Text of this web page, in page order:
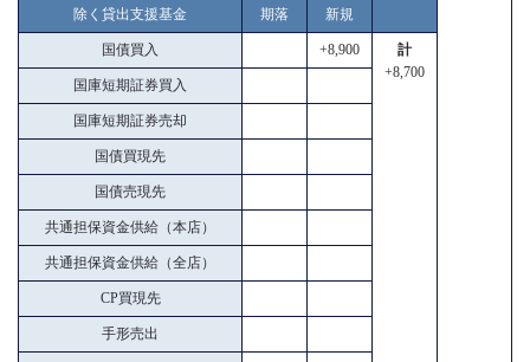
除く貸出支援基金 期落 新規
国債買入 +8,900
計
+8,700
国庫短期証券買入
国庫短期証券売却
国債買現先
国債売現先
共通担保資金供給（本店）
共通担保資金供給（全店）
CP買現先
手形売出